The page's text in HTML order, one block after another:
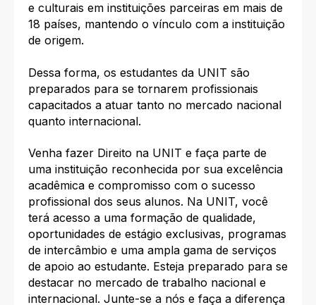
e culturais em instituições parceiras em mais de
18 países, mantendo o vínculo com a instituição
de origem.
Dessa forma, os estudantes da UNIT são
preparados para se tornarem profissionais
capacitados a atuar tanto no mercado nacional
quanto internacional.
Venha fazer Direito na UNIT e faça parte de
uma instituição reconhecida por sua excelência
acadêmica e compromisso com o sucesso
profissional dos seus alunos. Na UNIT, você
terá acesso a uma formação de qualidade,
oportunidades de estágio exclusivas, programas
de intercâmbio e uma ampla gama de serviços
de apoio ao estudante. Esteja preparado para se
destacar no mercado de trabalho nacional e
internacional. Junte-se a nós e faça a diferença